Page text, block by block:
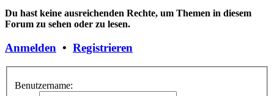
Du hast keine ausreichenden Rechte, um Themen in diesem
Forum zu sehen oder zu lesen.
Anmelden • Registrieren
Benutzername: